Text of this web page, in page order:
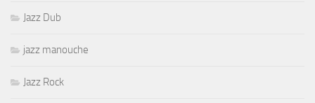
Jazz Dub
jazz manouche
Jazz Rock